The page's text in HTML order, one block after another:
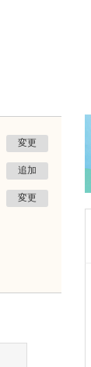
変更
追加
変更